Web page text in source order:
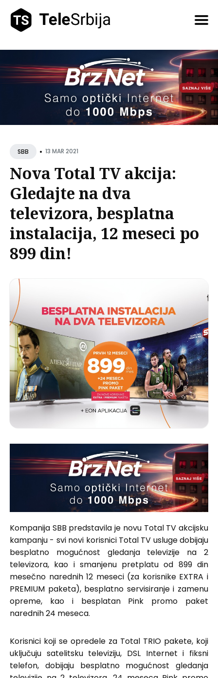
SBB • 13 MAR 2021
Nova Total TV akcija:
Gledajte na dva
televizora, besplatna
instalacija, 12 meseci po
899 din!
Kompanija SBB predstavila je novu Total TV akcijsku
kampanju - svi novi korisnici Total TV usluge dobijaju
besplatno mogućnost gledanja televizije na 2
televizora, kao i smanjenu pretplatu od 899 din
mesečno narednih 12 meseci (za korisnike EXTRA i
PREMIUM paketa), besplatno servisiranje i zamenu
opreme, kao i besplatan Pink promo paket
narednih 24 meseca.
Korisnici koji se opredele za Total TRIO pakete, koji
uključuju satelitsku televiziju, DSL Internet i fiksni
telefon, dobijaju besplatno mogućnost gledanja